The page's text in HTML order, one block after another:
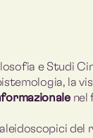
e Studi
la
nel